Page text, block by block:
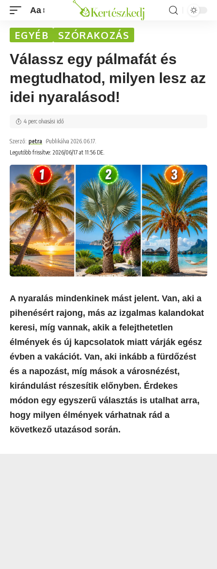
Aa
EGYÉB SZÓRAKOZÁS
Válassz egy pálmafát és
megtudhatod, milyen lesz az
idei nyaralásod!
Legutóbb frissítve: 2026/06/17 at 11:56 DE.
Szerző: petra Publikálva 2026.06.17.
4 perc olvasási idő
A nyaralás mindenkinek mást jelent. Van, aki a
pihenésért rajong, más az izgalmas kalandokat
keresi, míg vannak, akik a felejthetetlen
élmények és új kapcsolatok miatt várják egész
évben a vakációt. Van, aki inkább a fürdőzést
és a napozást, míg mások a városnézést,
kirándulást részesítik előnyben. Érdekes
módon egy egyszerű választás is utalhat arra,
hogy milyen élmények várhatnak rád a
következő utazásod során.